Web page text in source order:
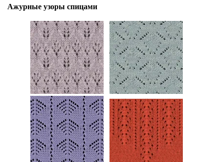
Ажурные узоры спицами